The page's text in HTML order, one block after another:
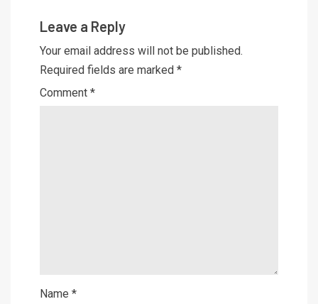
Leave a Reply
Your email address will not be published.
Required fields are marked *
Comment *
Name *